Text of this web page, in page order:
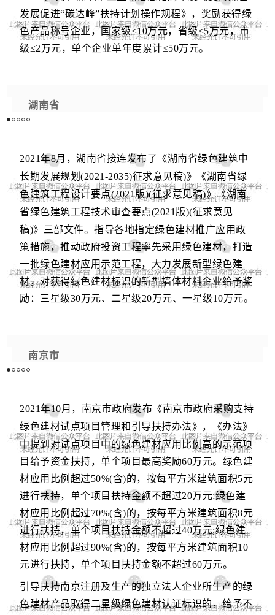
发展促进“碳达峰”扶持计划操作规程》，奖励获得绿
色产品称号企业，国家级≤10万元，省级≤5万元，市
级≤2万元，单个企业单年度累计≤50万元。
湖南省
2021年8月，湖南省接连发布了《湖南省绿色建筑中
长期发展规划(2021-2035)征求意见稿)》《湖南省绿
色建筑工程设计要点(2021版)(征求意见稿)》《湖南
省绿色建筑工程技术审查要点(2021版)(征求意见
稿)》三部文件。指导各地指定绿色建材推广应用政
策措施，推动政府投资工程率先采用绿色建材，打造
一批绿色建材应用示范工程，大力发展新型绿色建
材，对获得绿色建材标识的新型墙体材料企业给予奖
励：三星级30万元、二星级20万元、一星级10万元。
南京市
2021年10月 ，南京市政府发布《南京市政府采购支持
绿色建材试点项目管理和引导扶持办法》，《办法》
中提到对试点项目中的绿色建材应用比例高的示范项
目给予资金扶持，单个项目最高奖励60万元。绿色建
材应用比例超过50%(含)的，按每平方米建筑面积5元
进行扶持，单个项目扶持金额不超过20万元;绿色建
材应用比例超过70%(含)的，按每平方米建筑面积8元
进行扶持，单个项目扶持金额不超过40万元;绿色建
材应用比例超过90%(含)的，按每平方米建筑面积10
元进行扶持，单个项目扶持金额不超过60万元。
引导扶持南京注册及生产的独立法人企业所生产的绿
色建材产品取得二星级绿色建材认证标识的，给予不